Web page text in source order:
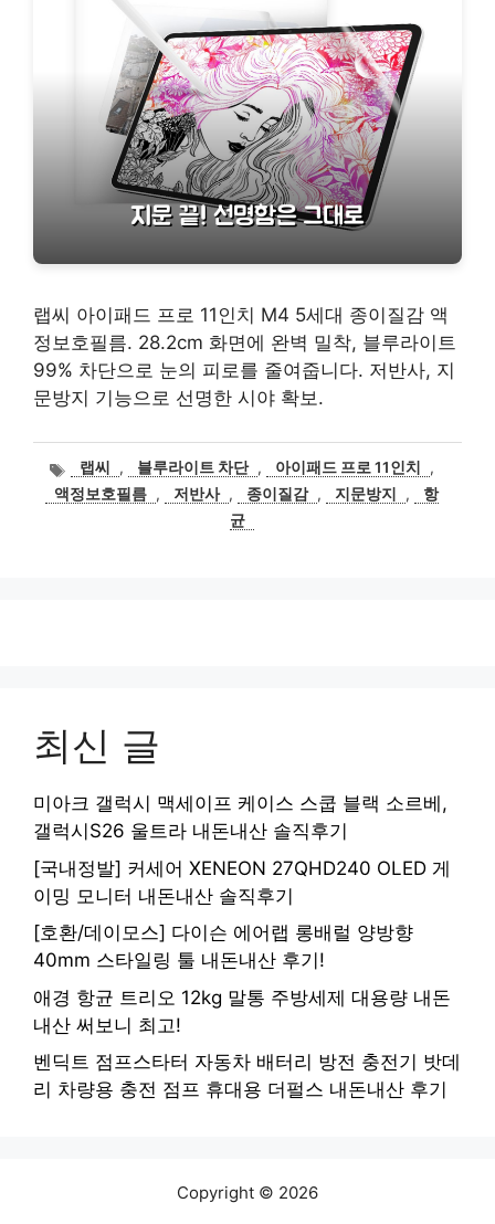
랩씨 아이패드 프로 11인치 M4 5세대 종이질감 액
정보호필름. 28.2cm 화면에 완벽 밀착, 블루라이트
99% 차단으로 눈의 피로를 줄여줍니다. 저반사, 지
문방지 기능으로 선명한 시야 확보.
태
그
랩씨 , 블루라이트 차단 , 아이패드 프로 11인치
,
액정보호필름 , 저반사 , 종이질감 , 지문방지 ,
항
균
최신 글
미아크 갤럭시 맥세이프 케이스 스쿱 블랙 소르베,
갤럭시S26 울트라 내돈내산 솔직후기
[국내정발] 커세어 XENEON 27QHD240 OLED 게
이밍 모니터 내돈내산 솔직후기
[호환/데이모스] 다이슨 에어랩 롱배럴 양방향
40mm 스타일링 툴 내돈내산 후기!
애경 항균 트리오 12kg 말통 주방세제 대용량 내돈
내산 써보니 최고!
벤딕트 점프스타터 자동차 배터리 방전 충전기 밧데
리 차량용 충전 점프 휴대용 더펄스 내돈내산 후기
Copyright © 2026